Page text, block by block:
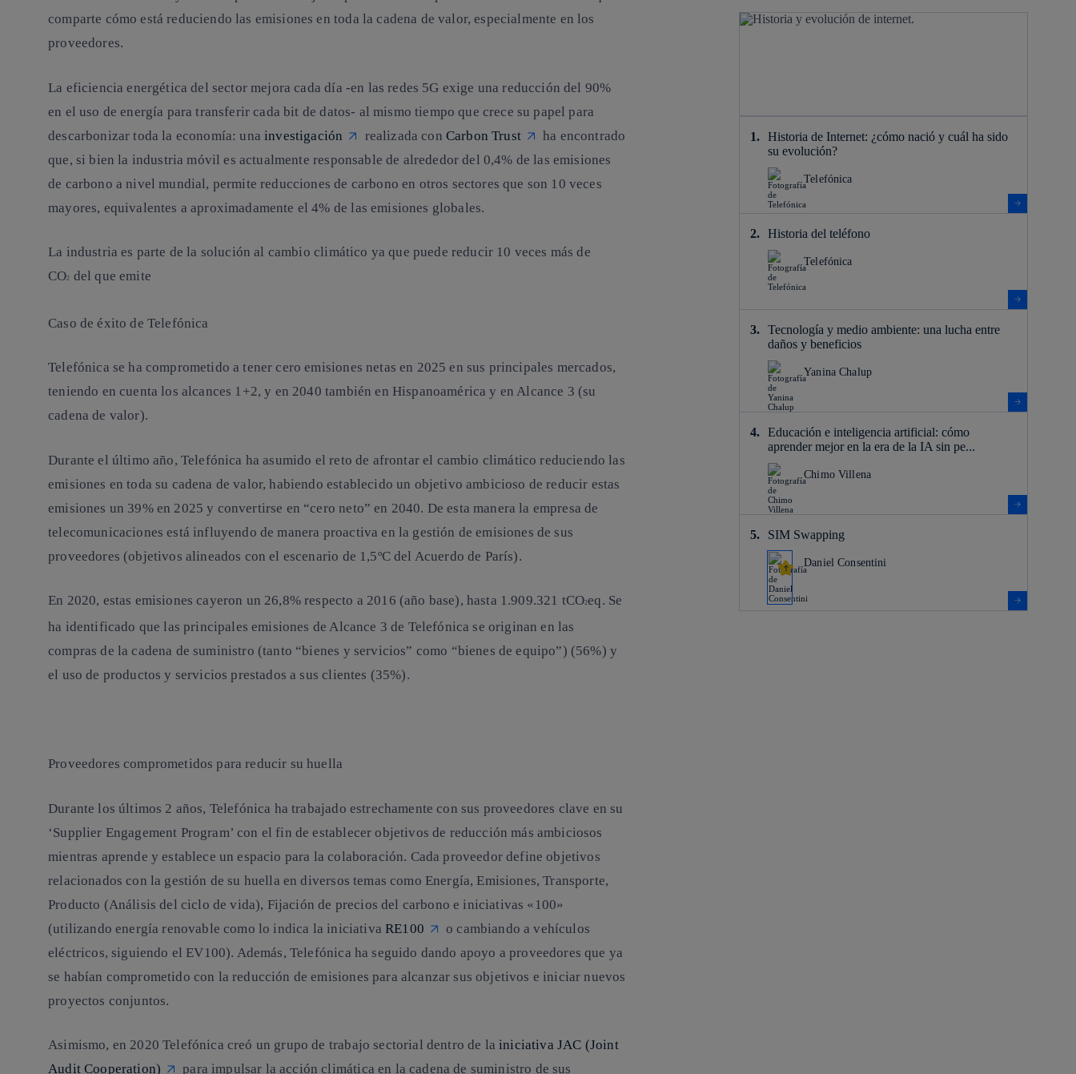
comparte cómo está reduciendo las emisiones en toda la cadena de valor, especialmente en los
proveedores.
La eficiencia energética del sector mejora cada día -en las redes 5G exige una reducción del 90%
en el uso de energía para transferir cada bit de datos- al mismo tiempo que crece supapel para
descarbonizar toda la economía: una investigación realizada con Carbon Trust
ha encontrado
que, si bien la industria móvil es actualmente responsable de alrededor del 0,4% de las emisiones
de carbono a nivel mundial, permite reducciones de carbono en otros sectores que son 10 veces
mayores, equivalentes a aproximadamente el 4% de las emisiones globales.
La industria es parte de la solución al cambio climático ya que puede reducir 10 veces más de
CO2 del que emite
Caso de éxito de Telefónica
Telefónica se ha comprometido a tener cero emisiones netas en 2025 en sus principales mercados,
teniendo en cuenta los alcances 1+2, y en 2040 también en Hispanoamérica y en Alcance 3 (su
cadena de valor).
Durante el último año, Telefónica ha asumido el reto de afrontar el cambio climático reduciendo las
emisiones en toda su cadena de valor,habiendo establecido un objetivo ambicioso de reducir estas
emisiones un 39% en 2025 y convertirse en “cero neto” en 2040. De esta manera la empresa de
telecomunicaciones está influyendo de manera proactiva en la gestión de emisiones de sus
proveedores (objetivos alineados con el escenario de 1,5ºC del Acuerdo de París).
En 2020, estas emisiones cayeron un 26,8% respecto a 2016 (año base), hasta 1.909.321 tCO2eq. Se
ha identificado que las principales emisiones de Alcance 3 de Telefónica se originan en las
compras de la cadena de suministro (tanto “bienes y servicios” como “bienes de equipo”) (56%) y
el uso de productos y servicios prestados a sus clientes (35%).
Proveedores comprometidos para reducir su huella
Durante los últimos 2 años, Telefónica ha trabajado estrechamente con sus proveedores clave en su
‘Supplier Engagement Program’ con el fin de establecer objetivos de reducción más ambiciosos
mientras aprende y establece un espacio para la colaboración. Cada proveedor define objetivos
relacionados con la gestión de su huella en diversos temas como Energía, Emisiones, Transporte,
Producto (Análisis del ciclo de vida), Fijación de precios del carbono e iniciativas «100»
(utilizando energía renovable como lo indica la iniciativaRE100
o cambiando a vehículos
eléctricos, siguiendo el EV100). Además, Telefónica ha seguido dando apoyo a proveedores que ya
se habían comprometido con la reducción de emisiones para alcanzar sus objetivos e iniciar nuevos
proyectos conjuntos.
Asimismo, en 2020 Telefónica creó un grupo de trabajo sectorial dentro de lainiciativa JAC (Joint
Audit Cooperation)
para impulsar la acción climática en la cadena de suministro de sus
Historia de Internet: ¿cómo nació y cuál ha sido
su evolución?
Telefónica
Historia del teléfono
Telefónica
Tecnología y medio ambiente: una lucha entre
daños y beneficios
Yanina Chalup
Educación e inteligencia artificial: cómo
aprender mejor en la era de la IA sin pe...
Chimo Villena
SIM Swapping
Daniel Consentini